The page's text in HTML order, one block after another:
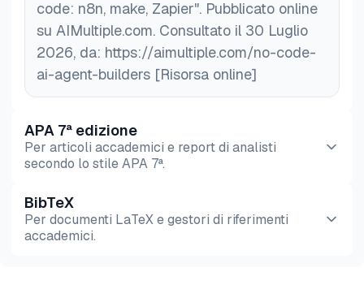
code: n8n, make, Zapier". Pubblicato online
su AIMultiple.com. Consultato il 30 Luglio
2026, da: https://aimultiple.com/no-code-
ai-agent-builders [Risorsa online]
APA 7ª edizione
Per articoli accademici e report di analisti
secondo lo stile APA 7ª.
Anteprima
BibTeX
Per documenti LaTeX e gestori di riferimenti
accademici.